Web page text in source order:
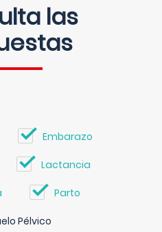
las
Embarazo
Lactancia
Parto
Pélvico